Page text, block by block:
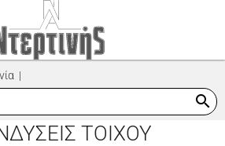
|
search
ΤΟΙΧΟΥ